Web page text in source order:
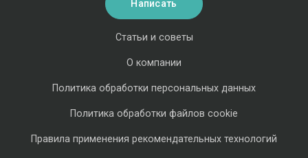
Статьи и советы
О компании
Политика обработки персональных данных
Политика обработки файлов cookie
Правила применения рекомендательных технологий
Написать